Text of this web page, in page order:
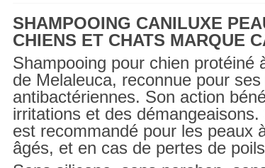
SHAMPOOING CANILUXE
CHIENS ET CHATS MARQUE
Shampooing pour chien protéiné
de Melaleuca, reconnue pour
antibactériennes. Son action
irritations et des démangeaisons.
est recommandé pour les peaux
âgés, et en cas de pertes de